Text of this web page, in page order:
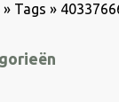
» Tags »